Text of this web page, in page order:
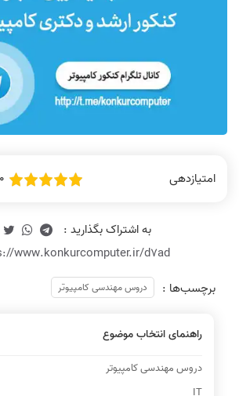
امتیازدهی
www.konkurcomputer.ir/d7ad
برچسب‌ها :
دروس مهندسی کامپیوتر
راهنمای انتخاب موضوع
دروس مهندسی کامپیوتر
IT